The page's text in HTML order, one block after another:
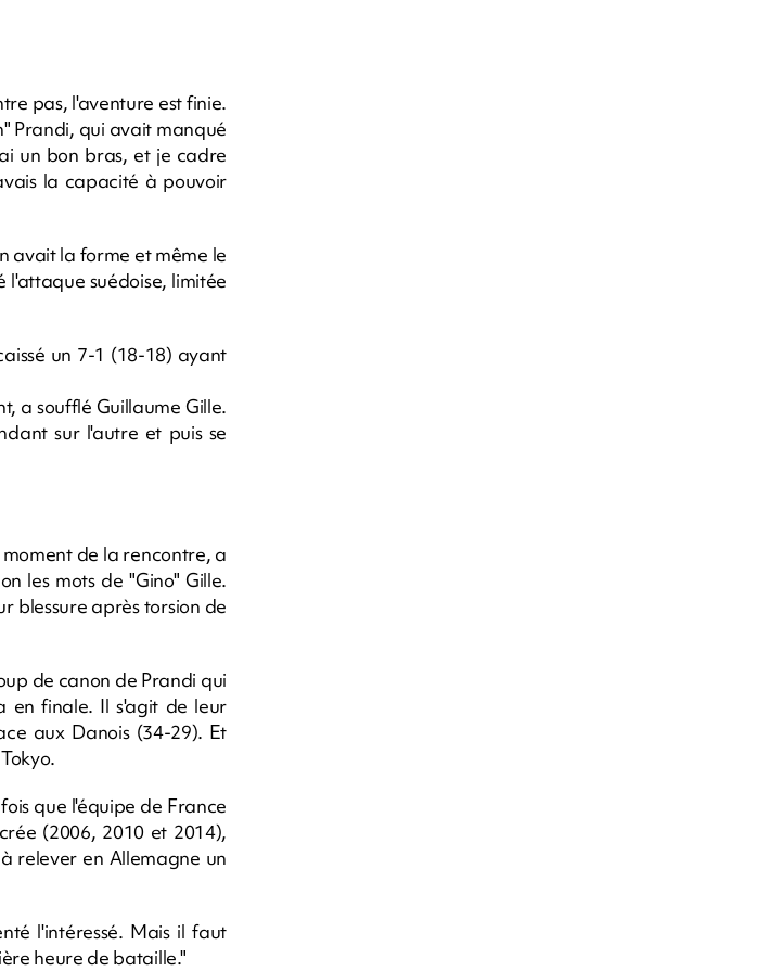
pas, l'aventure est finie.
Prandi, qui avait manqué
un bon bras, et je cadre
la capacité à pouvoir
avait la forme et même le
suédoise, limitée
un 7-1 (18-18) ayant
a soufflé Guillaume Gille.
sur l'autre et puis se
de la rencontre, a
les mots de "Gino" Gille.
blessure après torsion de
de canon de Prandi qui
en finale. Il s'agit de leur
aux Danois (34-29). Et
que l'équipe de France
(2006, 2010 et 2014),
relever en Allemagne un
l'intéressé. Mais il faut
heure de bataille."